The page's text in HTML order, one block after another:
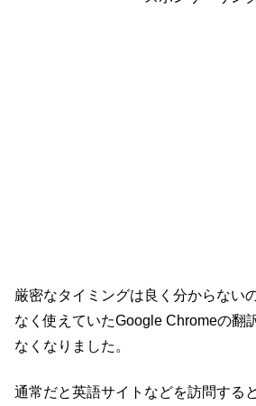
厳密なタイミングは良く分からない
なく使えていたGoogle Chromeの翻
なくなりました。
通常だと英語サイトなどを訪問する